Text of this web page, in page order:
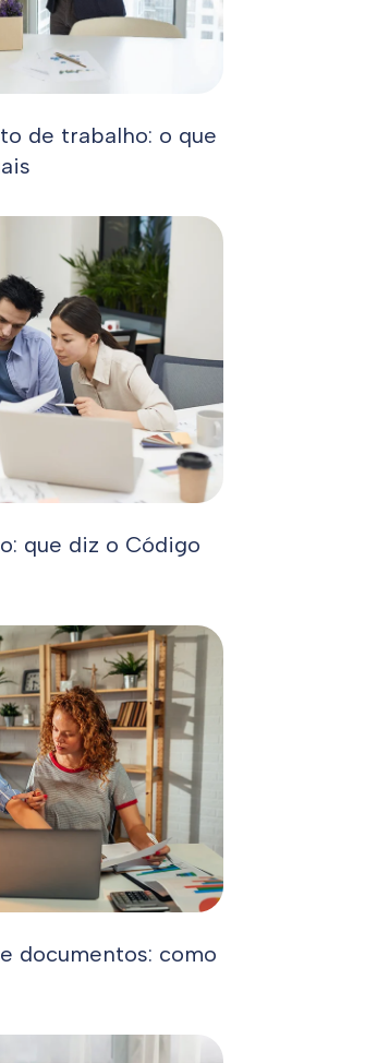
de trabalho: o que
que diz o Código
documentos: como